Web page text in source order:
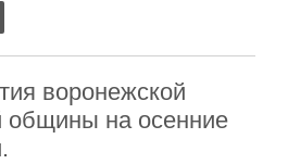
воронежской
общины на осенние